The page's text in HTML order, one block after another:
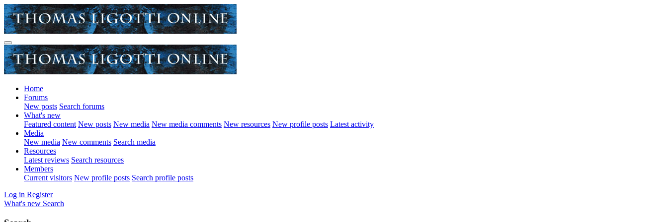
Home
Forums
New posts Search forums
What's new
Featured content New posts New media New media comments New resources New profile posts Latest activity
Media
New media New comments Search media
Resources
Latest reviews Search resources
Members
Current visitors New profile posts Search profile posts
Log in Register
What's new Search